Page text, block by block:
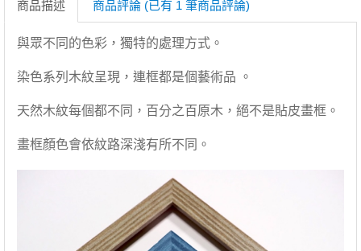
商品描述 商品評論 (已有 1 筆商品評論)
與眾不同的色彩，獨特的處理方式。
染色系列木紋呈現，連框都是個藝術品 。
天然木紋每個都不同，百分之百原木，絕不是貼皮畫框。
畫框顏色會依紋路深淺有所不同。